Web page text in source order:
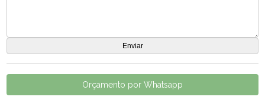
Orçamento por Whatsapp